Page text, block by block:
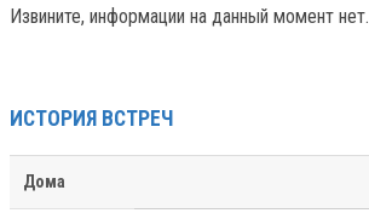
Извините, информации на данный момент нет.
ИСТОРИЯ ВСТРЕЧ
Дома